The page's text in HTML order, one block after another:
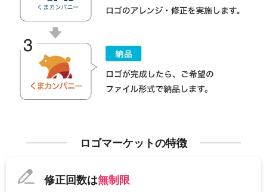
ロゴマーケットの特徴
修正回数は無制限